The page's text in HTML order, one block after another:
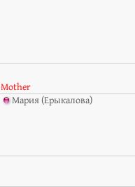
Mother
Мария (Ерыкалова)